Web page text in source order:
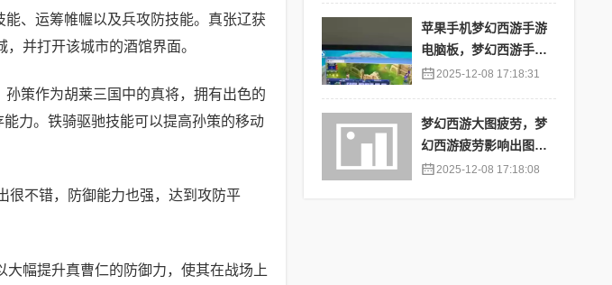
、运筹帷幄以及兵攻防技能。真张辽获
并打开该城市的酒馆界面。
策作为胡莱三国中的真将，拥有出色的
力。铁骑驱驰技能可以提高孙策的移动
很不错，防御能力也强，达到攻防平
幅提升真曹仁的防御力，使其在战场上
苹果手机梦幻西游手游
电脑板，梦幻西游手游
苹果端怎么在电脑上登
2025-12-08 17:18:31
梦幻西游大图疲劳，梦
幻西游疲劳影响出图率
吗 2025-12-08 17:18:08